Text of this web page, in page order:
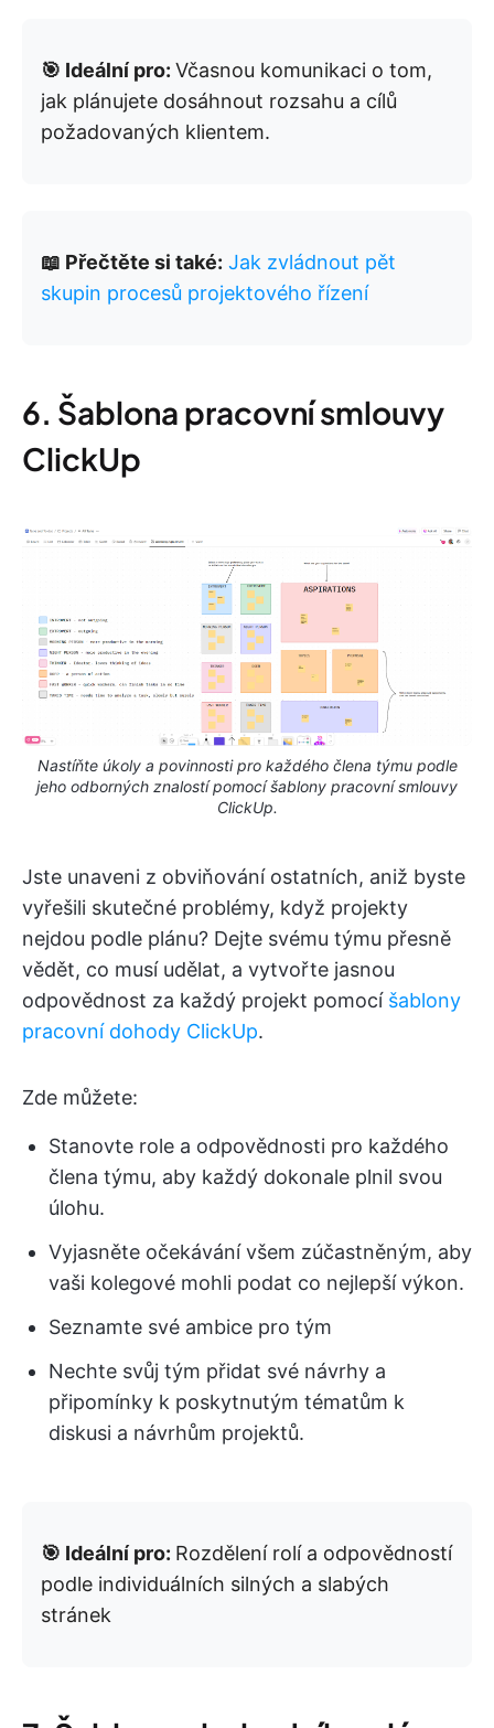
🎯 Ideální pro: Včasnou komunikaci o tom,
jak plánujete dosáhnout rozsahu a cílů
požadovaných klientem.
📖 Přečtěte si také: Jak zvládnout pět
skupin procesů projektového řízení
6. Šablona pracovní smlouvy
ClickUp
Nastíňte úkoly a povinnosti pro každého člena týmu podle
jeho odborných znalostí pomocí šablony pracovní smlouvy
ClickUp.
Jste unaveni z obviňování ostatních, aniž byste
vyřešili skutečné problémy, když projekty
nejdou podle plánu? Dejte svému týmu přesně
vědět, co musí udělat, a vytvořte jasnou
odpovědnost za každý projekt pomocí šablony
pracovní dohody ClickUp.
Zde můžete:
Stanovte role a odpovědnosti pro každého
člena týmu, aby každý dokonale plnil svou
úlohu.
Vyjasněte očekávání všem zúčastněným, aby
vaši kolegové mohli podat co nejlepší výkon.
Seznamte své ambice pro tým
Nechte svůj tým přidat své návrhy a
připomínky k poskytnutým tématům k
diskusi a návrhům projektů.
🎯 Ideální pro: Rozdělení rolí a odpovědností
podle individuálních silných a slabých
stránek